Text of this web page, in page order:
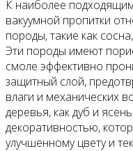
К наиболее
вакуумной пропитки
породы, такие как
Эти породы имеют
смоле эффективно
защитный слой,
влаги и механических
деревья, как дуб и
декоративностью,
улучшенному цвету и